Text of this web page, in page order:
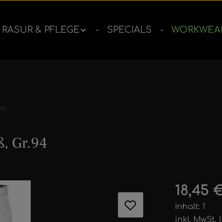
RASUR & PFLEGE SPECIALS
Gr.94
Regulärer
18,45
Inhalt: 1
inkl.